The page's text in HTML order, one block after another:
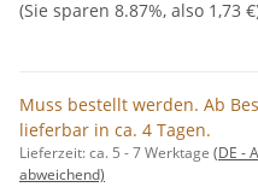
(Sie sparen 8.87%, also 1,73 €
Muss bestellt werden. Ab
lieferbar in ca. 4 Tagen.
Lieferzeit:ca. 5 - 7 Werktage (DE -
abweichend)